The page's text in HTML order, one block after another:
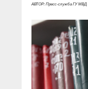
Социальные
Прямой разговор
Специальный
КиберПОСТОВОЙ
Журнал
Контакты
Вакансии
АВТОР: Пресс-служба ГУ МВД